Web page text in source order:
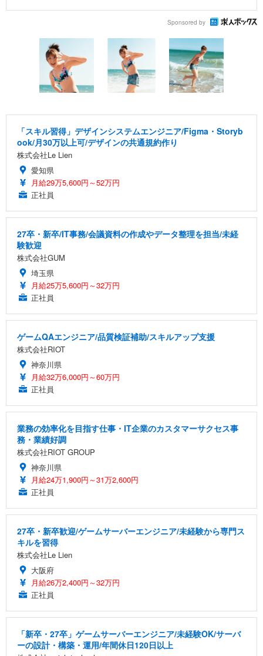
Sponsored by
「スキル習得」デザインシステムエンジニア/Figma・Storyb
ook/月30万以上可/デザインの共通規約作り
株式会社Le Lien
愛知県
月給29万5,600円～52万円
正社員
27卒・新卒/IT事務/会議資料の作成やデータ整理を担当/未経
験歓迎
株式会社GUM
埼玉県
月給25万5,600円～32万円
正社員
ゲームQAエンジニア/品質検証補助/スキルアップ支援
株式会社RIOT
神奈川県
月給32万6,000円～60万円
正社員
業務の効率化を目指す仕事・IT企業のカスタマーサクセス事
務・業績好調
株式会社RIOT GROUP
神奈川県
月給24万1,900円～31万2,600円
正社員
27卒・新卒歓迎/ゲームサーバーエンジニア/未経験から専門ス
キルを習得
株式会社Le Lien
大阪府
月給26万2,400円～32万円
正社員
「新卒・27卒」ゲームサーバーエンジニア/未経験OK/サーバ
ーの設計・構築・運用/年間休日120日以上